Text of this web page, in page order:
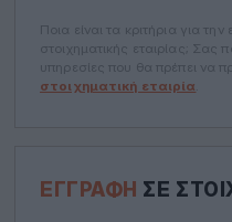
Ποια είναι τα κριτήρια για
στοιχηματικής εταιρίας; Σας
υπηρεσίες που θα πρέπει να
στοιχηματική εταιρία
ΕΓΓΡΑΦΉ ΣΕ